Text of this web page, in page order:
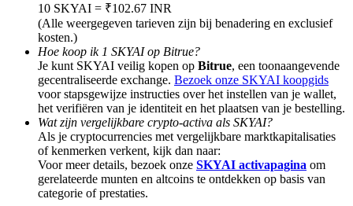
Deposit CASHCAT & Win
Share 500000 CASHCAT prize pool
Exclusive for BitMart Users
Register & Trade to Win 500,000 USDT
10 SKYAI = ₹102.67 INR
(Alle weergegeven tarieven zijn bij benadering en exclusief
kosten.)
Hoe koop ik 1 SKYAI op Bitrue?
Je kunt SKYAI veilig kopen op Bitrue, een toonaangevende
gecentraliseerde exchange. Bezoek onze SKYAI koopgids
voor stapsgewijze instructies over het instellen van je wallet,
het verifiëren van je identiteit en het plaatsen van je bestelling.
Wat zijn vergelijkbare crypto-activa als SKYAI?
Als je cryptocurrencies met vergelijkbare marktkapitalisaties
of kenmerken verkent, kijk dan naar:
Voor meer details, bezoek onze SKYAI activapagina om
gerelateerde munten en altcoins te ontdekken op basis van
categorie of prestaties.